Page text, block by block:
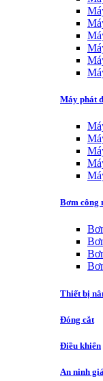
Máy phát
Bơm công
Thiết bị
Đóng cắt
Điều khiển
An ninh